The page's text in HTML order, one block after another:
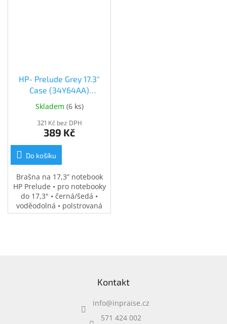
HP- Prelude Grey 17.3"
Case (34Y64AA)
(34Y64AA)
Skladem (6 ks)
321 Kč bez DPH
389 Kč
Do košíku
Brašna na 17,3” notebook
HP Prelude • pro notebooky
do 17,3" • černá/šedá •
voděodolná • polstrovaná
přihrádka na notebook •
Kontakt
info@inpraise.cz
571 424 002